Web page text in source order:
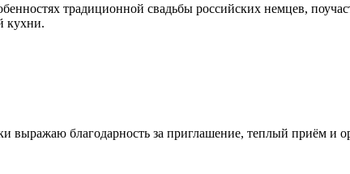
традиционной свадьбы российских немцев,
кухни.
выражаю благодарность за приглашение, теплый приём